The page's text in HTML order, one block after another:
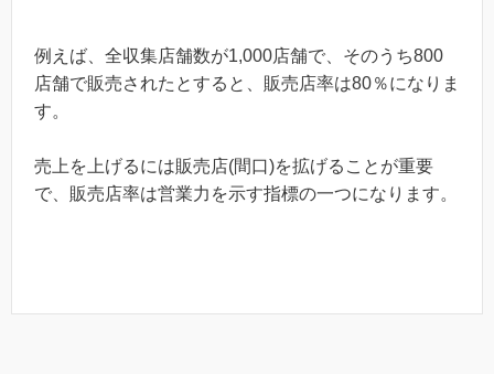
例えば、全収集店舗数が1,000店舗で、そのうち800
店舗で販売されたとすると、販売店率は80％になりま
す。
売上を上げるには販売店(間口)を拡げることが重要
で、販売店率は営業力を示す指標の一つになります。